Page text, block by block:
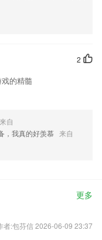
2
的精髓
来自
，我真的好羡慕 来自
更多
者:包芬信 2026-06-09 23:37